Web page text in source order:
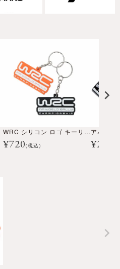
WRC シリコン ロゴ キーリング
¥720(税込) ¥